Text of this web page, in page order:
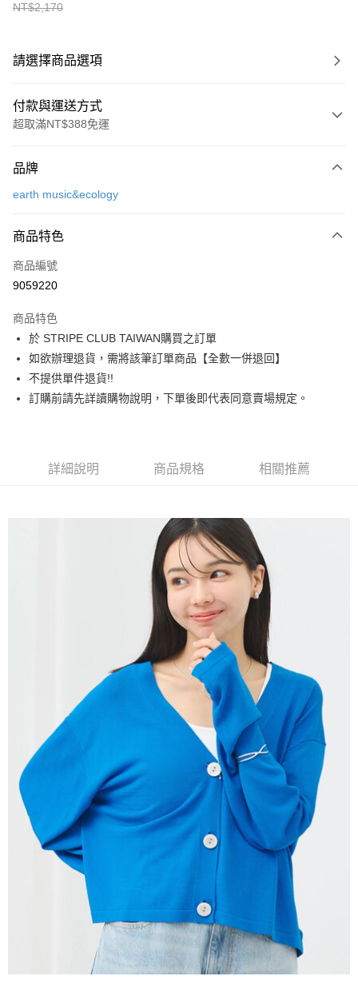
NT$2,170
請選擇商品選項
付款與運送方式
超取滿NT$388免運
信用卡一次付款
3 期 0 利率 每期
合作金庫商業銀行
上海商業儲蓄銀行
臺灣中小企業銀行
匯豐（台灣）商業銀行
華泰商業銀行
聯邦商業銀行
遠東國際商業銀行
元大商業銀行
玉山商業銀行
星展（台灣）商業銀行
超商取貨付款
LINE Pay
Apple Pay
街口支付
悠遊付
相關說明
【大哥付你分期使用說明】
流程，驗證手機門號後，選擇欲分期的期數、繳款截止日，確認付款後即完
3.實際核准額度、可分期數及費用金額請依後續交易確認頁面所載為準。
4.訂單成立30分鐘內，如未前往確認交易或遇審核未通過，訂單將自動取
消。如遇「轉專審核」未通過狀況，表示未達大哥付你分期系統評分，恕無
1.分期款項不併入電信帳單，「大哥付你分期」於每月結算日後寄送繳費提
2.透過簡訊連結打開帳單後，可選擇「超商條碼／台灣大直營門市／銀行轉
帳／街口支付／iPASS MONEY」等通路繳費。
1.本服務係由「台灣大哥大股份有限公司」（以下簡稱本公司）所提供，讓
用戶於交易時，得透過本服務購買商品或服務，並由商店將買賣／分期付款
買賣價金債權讓與本公司後，依約使用本公司帳單繳交帳款。
2.基於同意付款使用「大哥付你分期」之契約關係目的，商店將以您的個人
資料（包含姓名、電話或地址）提供予台灣大哥大進項蒐集、處理及利用，
由本公司與您本人進行分期帳單所需資料之確認、核對及更正。
3.完整用戶服務條款，請詳閱以下連結：https://oppay.tw/userRule
AFTEE先享後付是「在收到商品之後才付款」的支付方式。 讓您購物簡單
１．簡單：不需註冊會員、不需綁卡、不需儲值。
２．便利：只要手機號碼，簡訊認證，即可結帳。
３．安心：先確認商品／服務後，再付款。
【「AFTEE先享後付」結帳流程】
１．於結帳方式選擇「AFTEE先享後付」後，將跳轉至「AFTEE先享後付」
結帳頁面，進行簡訊認證並確認金額後，即可完成結帳。
２．訂單成立數日內，您將收到繳費通知簡訊。
３．收到繳費通知簡訊後14天內，點擊此簡訊中的連結，可透過四大超商／
ATM／網路銀行／等多元方式進行付款，方視為交易完成。
※ 請注意：結帳手續完成當下不需立刻繳費，但若您需要取消訂單，請聯絡
購買商品的店家。未經商家同意取消之訂單仍視為有效，需透過AFTEE先享
後付繳納相關費用。
※ 交易是否成功請以「AFTEE先享後付 」之結帳頁面顯示為準，若有關於
是否繳費成功／繳費後需取消欲退款等相關疑問，請聯繫「AFTEE先享後付
客戶支援中心」
https://netprotections.freshdesk.com/support/home
【注意事項】
１．透過由恩沛科技股份有限公司提供之「AFTEE先享後付」服務完成之交
易，需依本服務之必要範圍內提供個人資料，並將交易相關給付款項請求債
權轉讓予恩沛科技股份有限公司。
２．關於個人資料處理事宜，請瀏覽以下網址：
https://aftee.tw/terms/#terms3
３．未成年的使用者請事先徵得法定代理人或監護人之同意方可使用
「AFTEE先享後付」，若未經同意申辦者引起之損失，本公司不負相關責
４．使用「AFTEE先享後付」時，將依據個別帳號之用戶狀況，依本公司即
時審查核予不同之上限額度；若仍有額度不足之情形，本公司將視審查結果
請求用戶進行身份認證。
每筆NT$60，滿NT$388(含以上)免運費
每筆NT$60，滿NT$388(含以上)免運費
萊爾富取貨付款
每筆NT$60，滿NT$888(含以上)免運費
萊爾富純取貨
每筆NT$60，滿NT$888(含以上)免運費
7-11取貨付款
每筆NT$60，滿NT$888(含以上)免運費
7-11純取貨
每筆NT$60，滿NT$888(含以上)免運費
每筆NT$90，滿NT$888(含以上)免運費
品牌
earth music&ecology
商品特色
商品編號
9059220
商品特色
於 STRIPE CLUB TAIWAN購買之訂單
如欲辦理退貨，需將該筆訂單商品【全數一併退回】
不提供單件退貨!!
訂購前請先詳讀購物說明，下單後即代表同意賣場規定。
詳細說明 商品規格 相關推薦